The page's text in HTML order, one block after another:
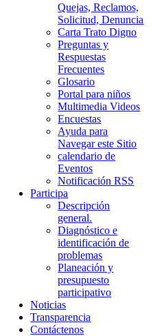
Quejas, Reclamos,
Solicitud, Denuncia
Carta Trato Digno
Preguntas y
Respuestas
Frecuentes
Glosario
Portal para niños
Multimedia Videos
Encuestas
Ayuda para
Navegar este Sitio
calendario de
Eventos
Notificación RSS
Participa
Descripción
general.
Diagnóstico e
identificación de
problemas
Planeación y
presupuesto
participativo
Noticias
Transparencia
Contáctenos